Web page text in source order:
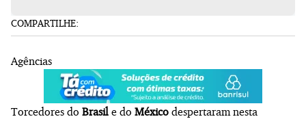
COMPARTILHE:
Agências
Torcedores do Brasil e do México despertaram nesta